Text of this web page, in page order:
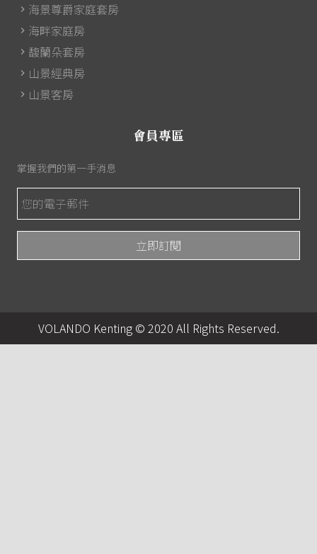
海景尊爵家庭套房
海畔家庭房
馥蘭朵套房
山景經典房
山景客房
會員專區
掌握我們的第一手消息
VOLANDO Kenting © 2020 All Rights Reserved.